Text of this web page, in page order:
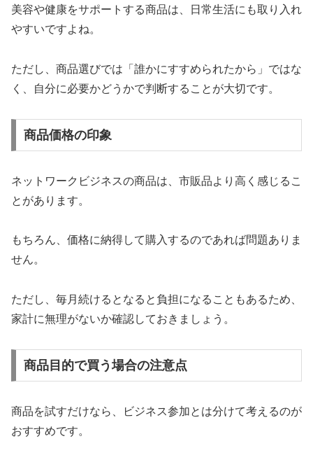
美容や健康をサポートする商品は、日常生活にも取り入れ
やすいですよね。
ただし、商品選びでは「誰かにすすめられたから」ではな
く、自分に必要かどうかで判断することが大切です。
商品価格の印象
ネットワークビジネスの商品は、市販品より高く感じるこ
とがあります。
もちろん、価格に納得して購入するのであれば問題ありま
せん。
ただし、毎月続けるとなると負担になることもあるため、
家計に無理がないか確認しておきましょう。
商品目的で買う場合の注意点
商品を試すだけなら、ビジネス参加とは分けて考えるのが
おすすめです。